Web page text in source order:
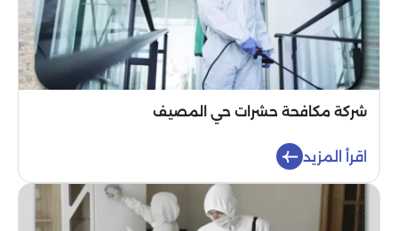
شركة مكافحة حشرات حي المصيف
اقرأ المزيد